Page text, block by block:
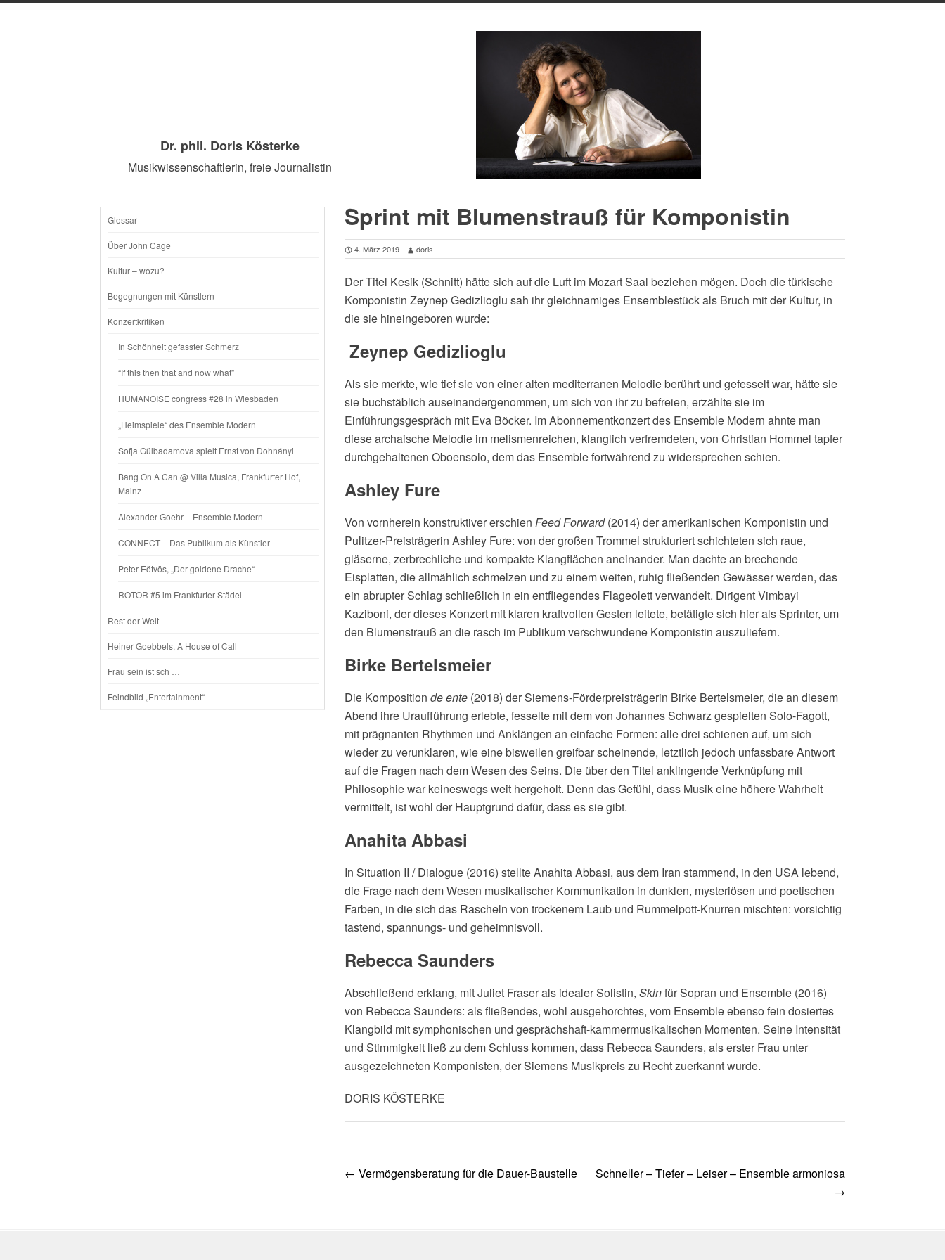
Dr. phil. Doris Kösterke
Musikwissenschaftlerin, freie Journalistin
SKIP
CONTENT
Glossar
Über John Cage
Kultur – wozu?
Begegnungen mit Künstlern
Konzertkritiken
In Schönheit gefasster Schmerz
“If this then that and now what”
HUMANOISE congress #28 in Wiesbaden
„Heimspiele“ des Ensemble Modern
Sofja Gülbadamova spielt Ernst von Dohnányi
Bang On A Can @ Villa Musica, Frankfurter Hof,
Mainz
Alexander Goehr – Ensemble Modern
CONNECT – Das Publikum als Künstler
Peter Eötvös, „Der goldene Drache“
ROTOR #5 im Frankfurter Städel
Rest der Welt
Heiner Goebbels, A House of Call
Frau sein ist sch …
Feindbild „Entertainment“
Sprint mit Blumenstrauß für Komponistin
4. März 2019 doris
Der Titel Kesik (Schnitt) hätte sich auf die Luft im Mozart Saal beziehen mögen. Doch die türkische
Komponistin Zeynep Gedizlioglu sah ihr gleichnamiges Ensemblestück als Bruch mit der Kultur, in
die sie hineingeboren wurde:
Zeynep Gedizlioglu
Als sie merkte, wie tief sie von einer alten mediterranen Melodie berührt und gefesselt war, hätte sie
sie buchstäblich auseinandergenommen, um sich von ihr zu befreien, erzählte sie im
Einführungsgespräch mit Eva Böcker. Im Abonnementkonzert des Ensemble Modern ahnte man
diese archaische Melodie im melismenreichen, klanglich verfremdeten, von Christian Hommel tapfer
durchgehaltenen Oboensolo, dem das Ensemble fortwährend zu widersprechen schien.
Ashley Fure
Von vornherein konstruktiver erschien Feed Forward(2014) der amerikanischen Komponistin und
Pulitzer-Preisträgerin Ashley Fure: von der großen Trommel strukturiert schichteten sich raue,
gläserne, zerbrechliche und kompakte Klangflächen aneinander. Man dachte an brechende
Eisplatten, die allmählich schmelzen und zu einem weiten, ruhig fließenden Gewässer werden, das
ein abrupter Schlag schließlich in ein entfliegendes Flageolett verwandelt. Dirigent Vimbayi
Kaziboni, der dieses Konzert mit klaren kraftvollen Gesten leitete, betätigte sich hier als Sprinter, um
den Blumenstrauß an die rasch im Publikum verschwundene Komponistin auszuliefern.
Birke Bertelsmeier
Die Komposition de ente (2018) der Siemens-Förderpreisträgerin Birke Bertelsmeier, die an diesem
Abend ihre Uraufführung erlebte, fesselte mit dem von Johannes Schwarz gespielten Solo-Fagott,
mit prägnanten Rhythmen und Anklängen an einfache Formen: alle drei schienen auf, um sich
wieder zu verunklaren, wie eine bisweilen greifbar scheinende, letztlich jedoch unfassbare Antwort
auf die Fragen nach dem Wesen des Seins. Die über den Titel anklingende Verknüpfung mit
Philosophie war keineswegs weit hergeholt. Denn das Gefühl, dass Musik eine höhere Wahrheit
vermittelt, ist wohl der Hauptgrund dafür, dass es sie gibt.
Anahita Abbasi
In Situation II / Dialogue (2016) stellte Anahita Abbasi, aus dem Iran stammend, in den USA lebend,
die Frage nach dem Wesen musikalischer Kommunikation in dunklen, mysteriösen und poetischen
Farben, in die sich das Rascheln von trockenem Laub und Rummelpott-Knurren mischten: vorsichtig
tastend, spannungs- und geheimnisvoll.
Rebecca Saunders
Abschließend erklang, mit Juliet Fraser als idealer Solistin, Skinfür Sopran und Ensemble (2016)
von Rebecca Saunders: als fließendes, wohl ausgehorchtes, vom Ensemble ebenso fein dosiertes
Klangbild mit symphonischen und gesprächshaft-kammermusikalischen Momenten. Seine Intensität
und Stimmigkeit ließ zu dem Schluss kommen, dass Rebecca Saunders, als erster Frau unter
ausgezeichneten Komponisten, der Siemens Musikpreis zu Recht zuerkannt wurde.
DORIS KÖSTERKE
Post
navigation
← Vermögensberatung für die Dauer-Baustelle
Schneller – Tiefer – Leiser – Ensemble armoniosa
→